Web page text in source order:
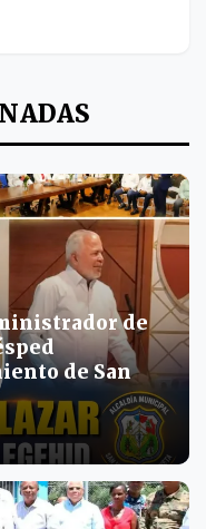
de
de San